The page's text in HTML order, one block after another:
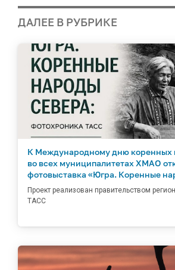
ДАЛЕЕ В РУБРИКЕ
К Международному дню коренных
во всех муниципалитетах ХМАО
фотовыставка «Югра. Коренные
Проект реализован правительством
ТАСС